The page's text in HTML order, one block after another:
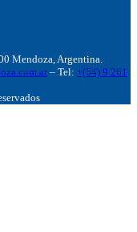
Mendoza, Argentina.
– Tel: +(54) 9 261